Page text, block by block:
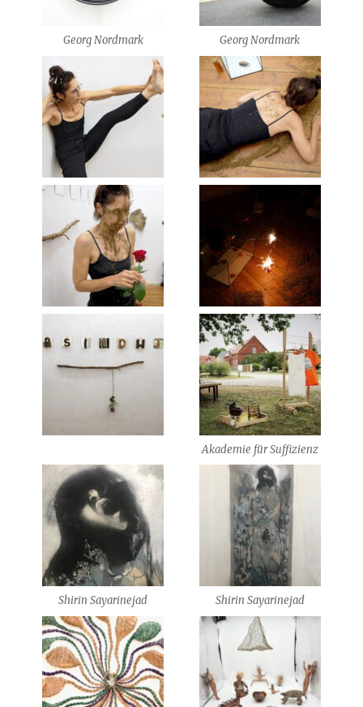
Georg Nordmark Georg Nordmark
Akademie für Suffizienz
Shirin Sayarinejad Shirin Sayarinejad